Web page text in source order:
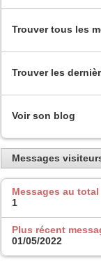
Trouver tous les
Trouver les
Voir son blog
Messages
Messages au total
1
Plus récent
01/05/2022